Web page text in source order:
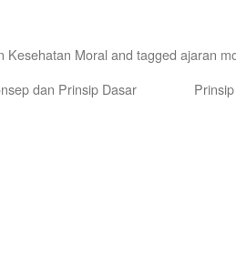
Kesehatan Moral and tagged ajaran
dan Prinsip Dasar